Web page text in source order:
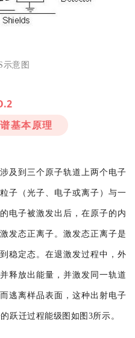
示意图
基本原理
及到三个原子轨道上两个电子
子（光子、电子或离子）与一
电子被激发出后，在原子的内
发态正离子。激发态正离子是
稳定态。在退激发过程中，外
释放出能量，并激发同一轨道
逃离样品表面，这种出射电子
跃迁过程能级图如图3所示。